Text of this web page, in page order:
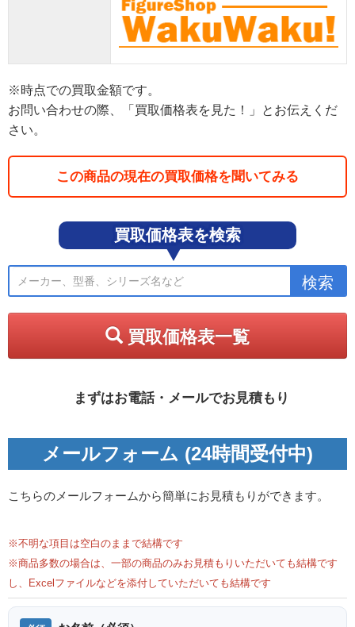
※時点での買取金額です。
お問い合わせの際、「買取価格表を見た！」とお伝えくだ
さい。
この商品の現在の買取価格を聞いてみる
買取価格表を検索
買取価格表一覧
まずはお電話・メールでお見積もり
メールフォーム (24時間受付中)
こちらのメールフォームから簡単にお見積もりができます。
※不明な項目は空白のままで結構です
※商品多数の場合は、一部の商品のみお見積もりいただいても結構です
し、Excelファイルなどを添付していただいても結構です